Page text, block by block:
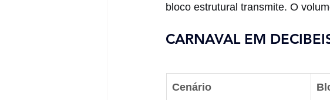
bloco estrutural transmite. O
CARNAVAL EM
Cenário